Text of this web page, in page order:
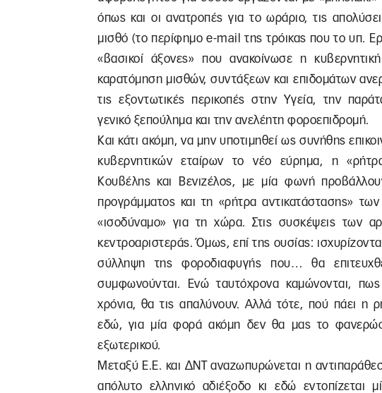
όπως και οι ανατροπές για το ωράριο, τις
μισθό (το περίφημο e-mail της τρόικας που το υπ.
«βασικοί άξονες» που ανακοίνωσε η
καρατόμηση μισθών, συντάξεων και επιδομάτων
τις εξοντωτικές περικοπές στην Υγεία, την
γενικό ξεπούλημα και την ανελέητη φοροεπιδρομή.
Και κάτι ακόμη, να μην υποτιμηθεί ως συνήθης
κυβερνητικών εταίρων το νέο εύρημα, η
Κουβέλης και Βενιζέλος, με μία φωνή
προγράμματος και τη «ρήτρα αντικατάστασης»
«ισοδύναμο» για τη χώρα. Στις συσκέψεις των
κεντροαριστεράς. Όμως, επί της ουσίας:
σύλληψη της φοροδιαφυγής που… θα
συμφωνούνται. Ενώ ταυτόχρονα καμώνονται,
χρόνια, θα τις απαλύνουν. Αλλά τότε, πού πάει η
εδώ, για μία φορά ακόμη δεν θα μας το
εξωτερικού.
Μεταξύ Ε.Ε. και ΔΝΤ αναζωπυρώνεται η
απόλυτο ελληνικό αδιέξοδο κι εδώ εντοπίζεται